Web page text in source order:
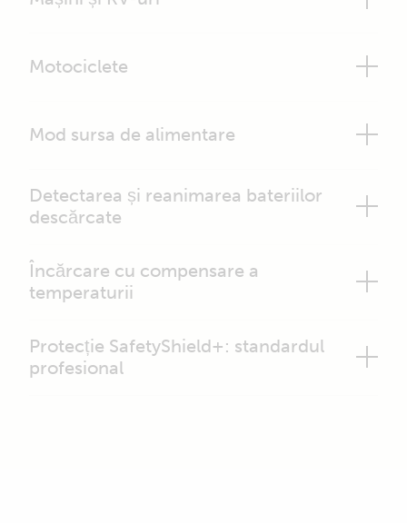
Motociclete
Mod sursa de alimentare
Detectarea și reanimarea bateriilor
descărcate
Încărcare cu compensare a
temperaturii
Protecție SafetyShield+: standardul
profesional